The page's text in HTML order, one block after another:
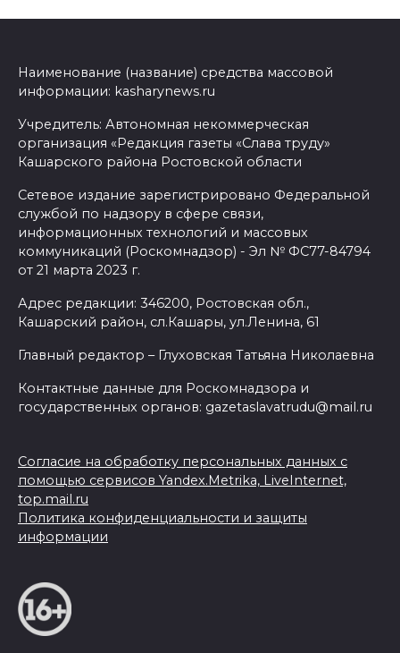
Наименование (название) средства массовой
информации: kasharynews.ru
Учредитель: Автономная некоммерческая
организация «Редакция газеты «Слава труду»
Кашарского района Ростовской области
Сетевое издание зарегистрировано Федеральной
службой по надзору в сфере связи,
информационных технологий и массовых
коммуникаций (Роскомнадзор) - Эл № ФС77-84794
от 21 марта 2023 г.
Адрес редакции: 346200, Ростовская обл.,
Кашарский район, сл.Кашары, ул.Ленина, 61
Главный редактор – Глуховская Татьяна Николаевна
Контактные данные для Роскомнадзора и
государственных органов: gazetaslavatrudu@mail.ru
Согласие на обработку персональных данных с
помощью сервисов Yandex.Metrika, LiveInternet,
top.mail.ru
Политика конфиденциальности и защиты
информации